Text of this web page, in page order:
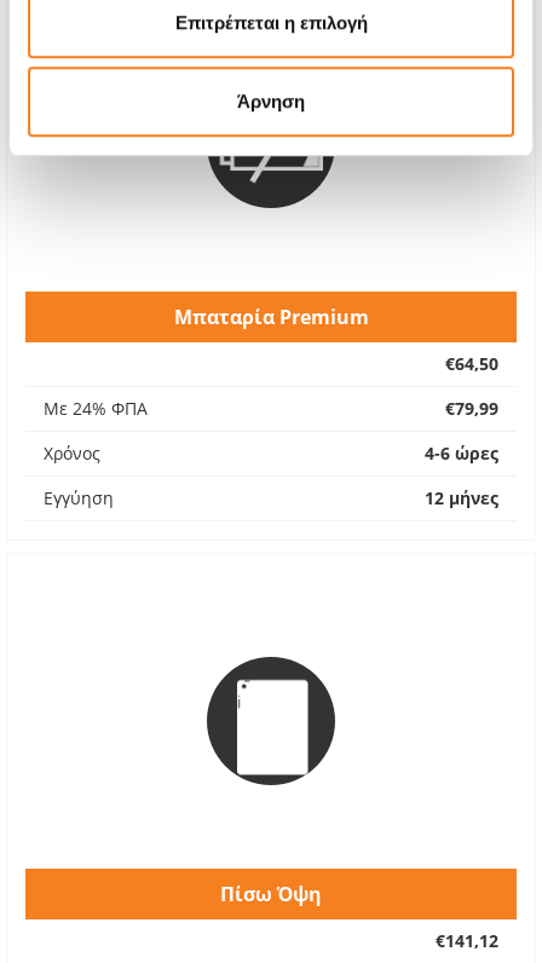
Επιτρέπεται η επιλογή
Άρνηση
Μπαταρία Premium
€64,50
Με 24% ΦΠΑ
€79,99
Χρόνος
4-6 ώρες
Εγγύηση
12 μήνες
Πίσω Όψη
€141,12